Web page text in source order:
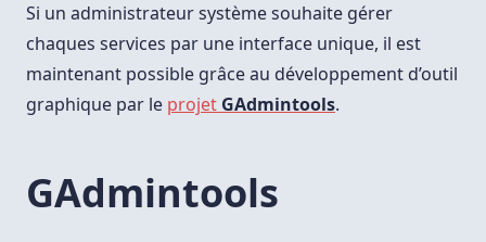
Si un administrateur système souhaite gérer
chaques services par une interface unique, il est
maintenant possible grâce au développement d’outil
graphique par le projet GAdmintools.
GAdmintools